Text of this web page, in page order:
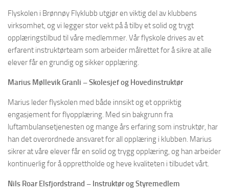
Flyskolen i Brønnøy Flyklubb utgjør en viktig del av klubbens
virksomhet, og vi legger stor vekt på å tilby et solid og trygt
opplæringstilbud til våre medlemmer. Vår flyskole drives av et
erfarent instruktørteam som arbeider målrettet for å sikre at alle
elever får en grundig og sikker opplæring.
Marius Møllevik Granli – Skolesjef og Hovedinstruktør
Marius leder flyskolen med både innsikt og et oppriktig
engasjement for flyopplæring. Med sin bakgrunn fra
luftambulansetjenesten og mange års erfaring som instruktør, har
han det overordnede ansvaret for all opplæring i klubben. Marius
sikrer at våre elever får en solid og trygg opplæring, og han arbeider
kontinuerlig for å opprettholde og heve kvaliteten i tilbudet vårt.
Nils Roar Elsfjordstrand – Instruktør og Styremedlem